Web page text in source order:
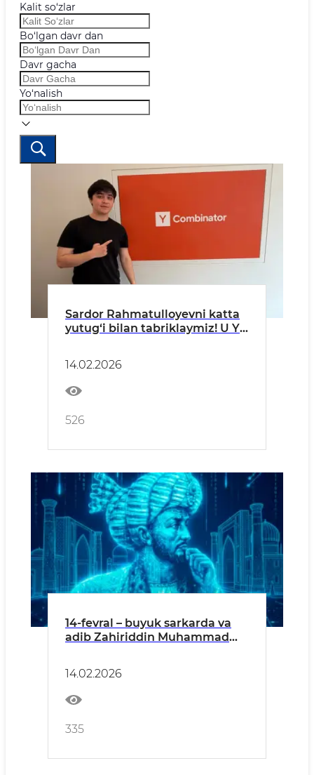
Kalit so‘zlar
Bo‘lgan davr dan
Davr gacha
Yo‘nalish
Sardor Rahmatulloyevni katta
yutug‘i bilan tabriklaymiz! U Y
o‘zbekistonlik asoschi bo‘ldi
14.02.2026
526
14-fevral – buyuk sarkarda va
adib Zahiriddin Muhammad
14.02.2026
335